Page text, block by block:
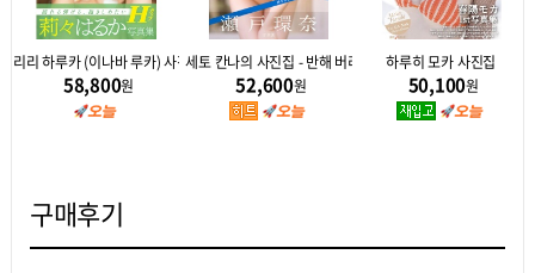
츠카사 완전판
리리 하루카 (이나바 루카) 사진집 Re : ri
58,800원
세토 칸나의 사진집 - 반해 버리겠어
52,600원
하루히 모카 사진집
50,100원
구매후기